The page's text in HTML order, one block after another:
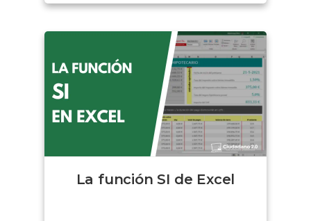
La función SI de Excel